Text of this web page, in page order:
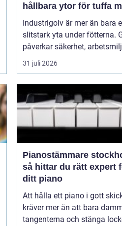
hållbara ytor för tuffa
Industrigolv är mer än bara
slitstark yta under fötterna.
påverkar säkerhet,
31 juli 2026
Pianostämmare
så hittar du rätt expert
ditt piano
Att hålla ett piano i gott
kräver mer än att bara
tangenterna och stänga